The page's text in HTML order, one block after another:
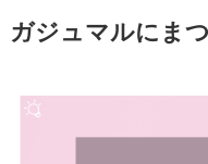
ガジュマルにま